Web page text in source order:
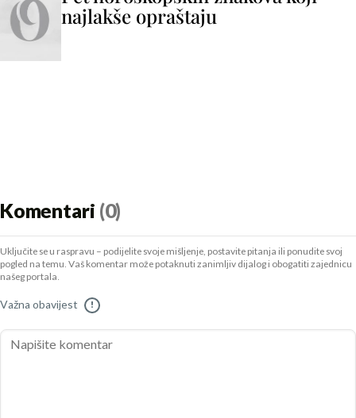
najlakše opraštaju
Komentari (0)
Uključite se u raspravu – podijelite svoje mišljenje, postavite pitanja ili ponudite svoj
pogled na temu. Vaš komentar može potaknuti zanimljiv dijalog i obogatiti zajednicu
našeg portala.
Važna obavijest !